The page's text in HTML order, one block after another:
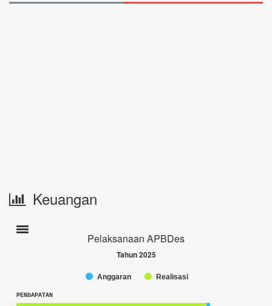
Keuangan
Toogle navigation
Pelaksanaan APBDes
Tahun 2025
Bar chart with 2 data series.
Anggaran Realisasi
PENDAPATAN